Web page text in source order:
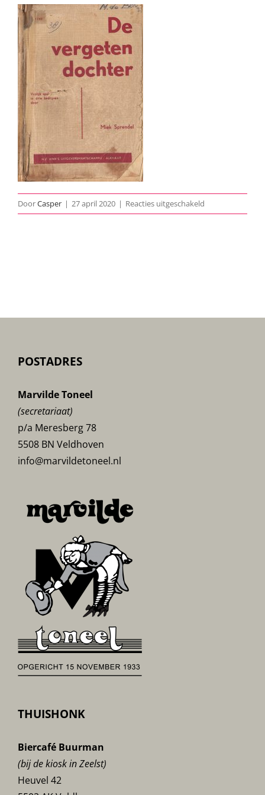
DoorCasper | 27 april 2020 | Reacties uitgeschakeld
1970-
POSTADRES
Marvilde Toneel
(secretariaat)
p/a Meresberg 78
5508 BN Veldhoven
info@marvildetoneel.nl
THUISHONK
Biercafé Buurman
(bij de kiosk in Zeelst)
Heuvel 42